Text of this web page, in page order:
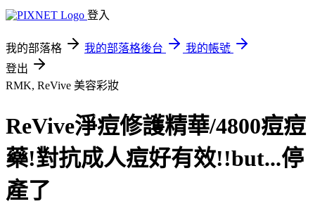
登入
我的部落格 我的部落格後台
我的帳號
登出
RMK, ReVive 美容彩妝
ReVive淨痘修護精華/4800痘痘
藥!對抗成人痘好有效!!but...停
產了